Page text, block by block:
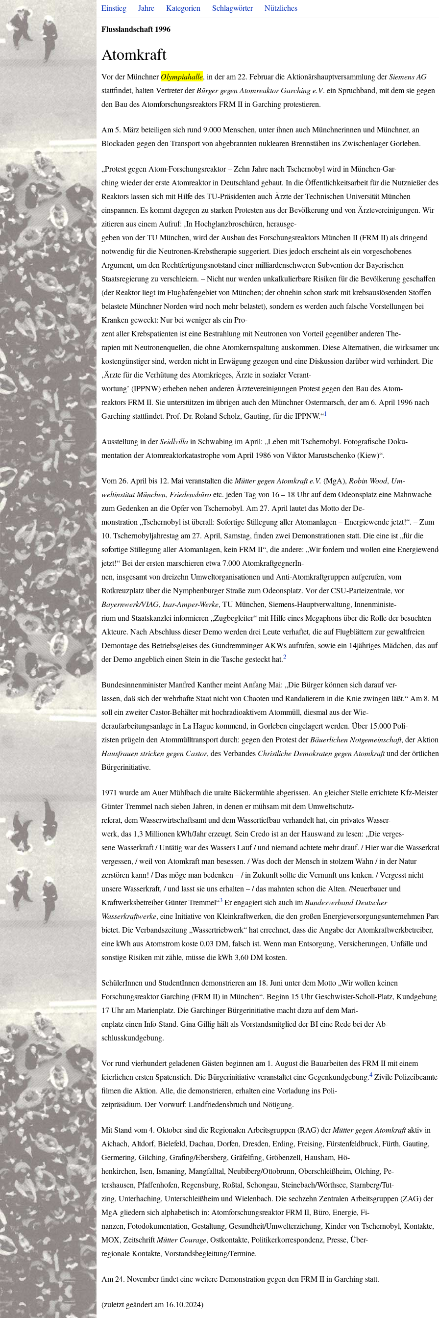
Einstieg Jahre Kategorien Schlagwörter Nützliches
Flusslandschaft 1996
Atomkraft
Vor der MünchnerOlympiahalle, in der am 22. Februar die Aktionärshauptversammlung derSiemens AG
stattfindet, halten Vertreter derBürger gegen Atomreaktor Garching e.V. ein Spruchband, mit dem sie gegen
den Bau des AtomforschungsreaktorsFRMII in Garching protestieren.
Am 5. März beteiligen sich rund 9.000 Menschen, unter ihnen auch Münchnerinnen und Münchner, an
Blockaden gegen den Transport von abgebrannten nuklearen Brennstäben ins Zwischenlager Gorleben.
„Protest gegen Atom-Forschungsreaktor – Zehn Jahre nach Tschernobyl wird in München-Gar-
ching wieder der erste Atomreaktor in Deutschland gebaut. In die Öffentlichkeitsarbeit für die Nutznießer des
Reaktors lassen sich mit Hilfe des TU-Präsidenten auch Ärzte der Technischen Universität München
einspannen. Es kommt dagegen zu starken Protesten aus der Bevölkerung und von Ärztevereinigungen. Wir
zitieren aus einem Aufruf: ‚In Hochglanzbroschüren, herausge-
geben von der TU München, wird der Ausbau des Forschungsreaktors München II (FRMII) als dringend
notwendig für die Neutronen-Krebstherapie suggeriert. Dies jedoch erscheint als ein vorgeschobenes
Argument, um den Rechtfertigungsnotstand einer milliardenschweren Subvention der Bayerischen
Staatsregierung zu verschleiern. – Nicht nur werden unkalkulierbare Risiken für die Bevölkerung geschaffen
(der Reaktor liegt im Flughafengebiet von München; der ohnehin schon stark mit krebsauslösenden Stoffen
belastete Münchner Norden wird noch mehr belastet), sondern es werden auch falsche Vorstellungen bei
Kranken geweckt: Nur bei weniger als ein Pro-
zent aller Krebspatienten ist eine Bestrahlung mit Neutronen von Vorteil gegenüber anderen The-
rapien mit Neutronenquellen, die ohne Atomkernspaltung auskommen. Diese Alternativen, die wirksamer
kostengünstiger sind, werden nicht in Erwägung gezogen und eine Diskussion darüber wird verhindert. Die
‚Ärzte für die Verhütung des Atomkrieges, Ärzte in sozialer Verant-
wortung’ (IPPNW) erheben neben anderen Ärztevereinigungen Protest gegen den Bau des Atom-
reaktorsFRMII. Sie unterstützen im übrigen auch den Münchner Ostermarsch, der am 6. April 1996 nach
Garching stattfindet. Prof. Dr. Roland Scholz, Gauting, für dieIPPNW.“1
Ausstellung in derSeidlvillain Schwabing im April: „Leben mit Tschernobyl. Fotografische Doku-
mentation der Atomreaktorkatastrophe vom April 1986 von Viktor Marustschenko (Kiew)“.
Vom 26. April bis 12. Mai veranstalten die Mütter gegen Atomkraft e.V. (MgA), Robin Wood, Um-
weltinstitut München, Friedensbüroetc. jeden Tag von 16 – 18 Uhr auf dem Odeonsplatz eine Mahnwache
zum Gedenken an die Opfer von Tschernobyl. Am 27. April lautet das Motto der De-
monstration „Tschernobyl ist überall: Sofortige Stillegung aller Atomanlagen – Energiewende jetzt!“. – Zum
10. Tschernobyljahrestag am 27. April, Samstag, finden zwei Demonstrationen statt. Die eine ist „für die
sofortige Stillegung aller Atomanlagen, kein FRMII“, die andere: „Wir fordern und wollen eine
jetzt!“ Bei der ersten marschieren etwa 7.000 AtomkraftgegnerIn-
nen, insgesamt von dreizehn Umweltorganisationen und Anti-Atomkraftgruppen aufgerufen, vom
Rotkreuzplatz über die Nymphenburger Straße zum Odeonsplatz. Vor derCSU-Parteizentrale, vor
Bayernwerk/VIAG, Isar-Amper-Werke, TU München, Siemens-Hauptverwaltung, Innenministe-
rium und Staatskanzlei informieren „Zugbegleiter“ mit Hilfe eines Megaphons über die Rolle der besuchten
Akteure. Nach Abschluss dieser Demo werden drei Leute verhaftet, die auf Flugblättern zur gewaltfreien
Demontage des Betriebsgleises des Gundremminger AKWs aufrufen, sowie ein 14jähriges Mädchen, das auf
der Demo angeblich einen Stein in die Tasche gesteckt hat.2
Bundesinnenminister Manfred Kanther meint Anfang Mai: „Die Bürger können sich darauf ver-
lassen, daß sich der wehrhafte Staat nicht von Chaoten und Randalierern in die Knie zwingen läßt.“ Am 8.
soll ein zweiter Castor-Behälter mit hochradioaktivem Atommüll, diesmal aus der Wie-
deraufarbeitungsanlage in La Hague kommend, in Gorleben eingelagert werden. Über 15.000 Poli-
zisten prügeln den Atommülltransport durch: gegen den Protest derBäuerlichen Notgemeinschaft, der Aktion
Hausfrauen stricken gegen Castor, des Verbandes Christliche Demokraten gegen Atomkraftund der örtlichen
Bürgerinitiative.
1971 wurde am Auer Mühlbach die uralte Bäckermühle abgerissen. An gleicher Stelle errichtete Kfz-Meister
Günter Tremmel nach sieben Jahren, in denen er mühsam mit dem Umweltschutz-
referat, dem Wasserwirtschaftsamt und dem Wassertiefbau verhandelt hat, ein privates Wasser-
werk, das 1,3 Millionen kWh/Jahr erzeugt. Sein Credo ist an der Hauswand zu lesen: „Die verges-
sene Wasserkraft / Untätig war des Wassers Lauf / und niemand achtete mehr drauf. / Hier war die
vergessen, / weil von Atomkraft man besessen. / Was doch der Mensch in stolzem Wahn / in der Natur
zerstören kann! / Das möge man bedenken – / in Zukunft sollte die Vernunft uns lenken. / Vergesst nicht
unsere Wasserkraft, / und lasst sie uns erhalten – / das mahnten schon die Alten. /Neuerbauer und
Kraftwerksbetreiber Günter Tremmel“3 Er engagiert sich auch im Bundesverband Deutscher
Wasserkraftwerke, eine Initiative von Kleinkraftwerken, die den großen Energieversorgungsunternehmen
bietet. Die Verbandszeitung „Wassertriebwerk“ hat errechnet, dass die Angabe der Atomkraftwerkbetreiber,
eine kWh aus Atomstrom koste 0,03 DM, falsch ist. Wenn man Entsorgung, Versicherungen, Unfälle und
sonstige Risiken mit zähle, müsse die kWh 3,60 DM kosten.
SchülerInnen und StudentInnen demonstrieren am 18. Juni unter dem Motto „Wir wollen keinen
Forschungsreaktor Garching (FRMII) in München“. Beginn 15 Uhr Geschwister-Scholl-Platz, Kundgebung
17 Uhr am Marienplatz. Die Garchinger Bürgerinitiative macht dazu auf dem Mari-
enplatz einen Info-Stand. Gina Gillig hält als Vorstandsmitglied der BI eine Rede bei der Ab-
schlusskundgebung.
Vor rund vierhundert geladenen Gästen beginnen am 1. August die Bauarbeiten desFRMII mit einem
feierlichen ersten Spatenstich. Die Bürgerinitiative veranstaltet eine Gegenkundgebung.4 Zivile Polizeibeamte
filmen die Aktion. Alle, die demonstrieren, erhalten eine Vorladung ins Poli-
zeipräsidium. Der Vorwurf: Landfriedensbruch und Nötigung.
Mit Stand vom 4. Oktober sind die Regionalen Arbeitsgruppen (RAG) derMütter gegen Atomkraftaktiv in
Aichach, Altdorf, Bielefeld, Dachau, Dorfen, Dresden, Erding, Freising, Fürstenfeldbruck, Fürth, Gauting,
Germering, Gilching, Grafing/Ebersberg, Gräfelfing, Gröbenzell, Hausham, Hö-
henkirchen, Isen, Ismaning, Mangfalltal, Neubiberg/Ottobrunn, Oberschleißheim, Olching, Pe-
tershausen, Pfaffenhofen, Regensburg, Roßtal, Schongau, Steinebach/Wörthsee, Starnberg/Tut-
zing, Unterhaching, Unterschleißheim und Wielenbach. Die sechzehn Zentralen Arbeitsgruppen (ZAG) der
MgA gliedern sich alphabetisch in: AtomforschungsreaktorFRMII, Büro, Energie, Fi-
nanzen, Fotodokumentation, Gestaltung, Gesundheit/Umwelterziehung, Kinder von Tschernobyl, Kontakte,
MOX, ZeitschriftMütter Courage, Ostkontakte, Politikerkorrespondenz, Presse, Über-
regionale Kontakte, Vorstandsbegleitung/Termine.
Am 24. November findet eine weitere Demonstration gegen den FRMII in Garching statt.
(zuletzt geändert am 16.10.2024)